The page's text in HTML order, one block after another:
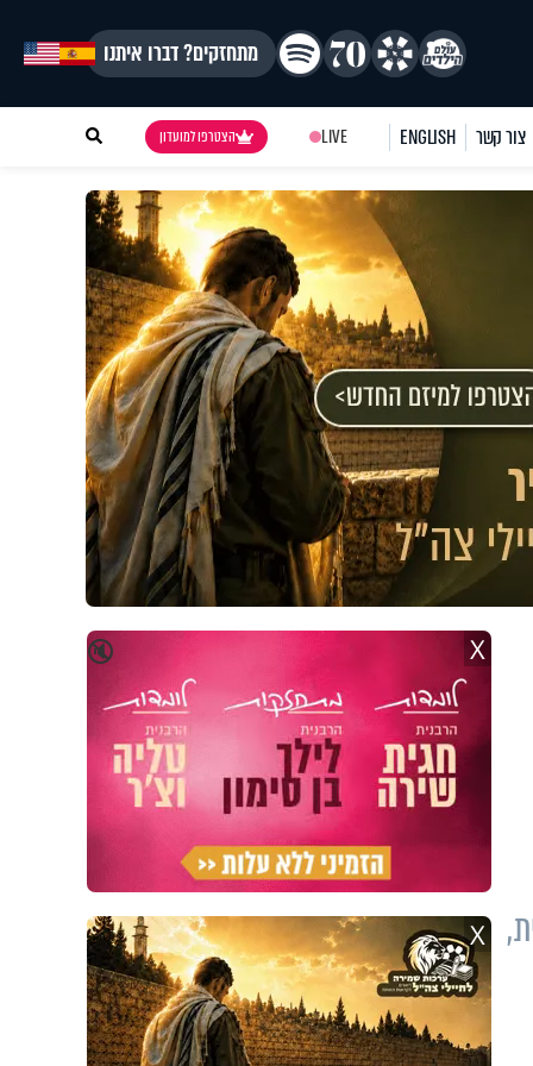
מתחזקים? דברו איתנו
צור קשר ENGLISH
LIVE הצטרפו למועדון
🔇 X
X